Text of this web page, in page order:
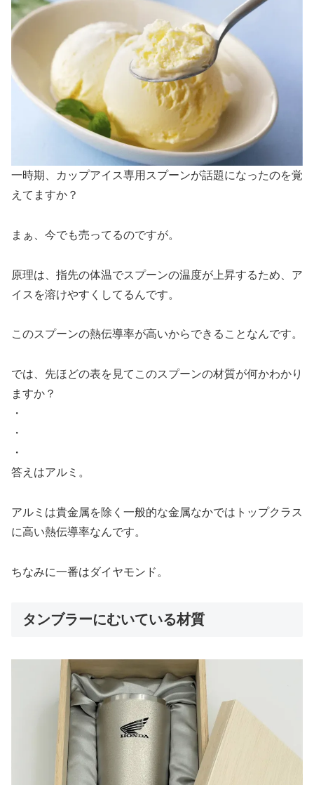
一時期、カップアイス専用スプーンが話題になったのを覚
えてますか？
まぁ、今でも売ってるのですが。
原理は、指先の体温でスプーンの温度が上昇するため、ア
イスを溶けやすくしてるんです。
このスプーンの熱伝導率が高いからできることなんです。
では、先ほどの表を見てこのスプーンの材質が何かわかり
ますか？
・
・
・
答えはアルミ。
アルミは貴金属を除く一般的な金属なかではトップクラス
に高い熱伝導率なんです。
ちなみに一番はダイヤモンド。
タンブラーにむいている材質